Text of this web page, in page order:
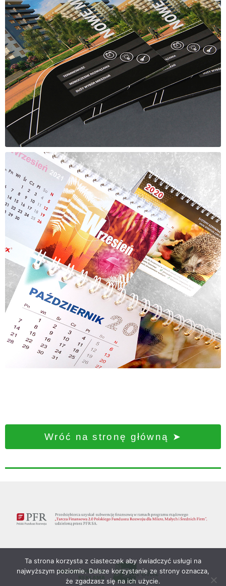
Wróć na stronę główną ➤
Ta strona korzysta z ciasteczek aby świadczyć usługi na
najwyższym poziomie. Dalsze korzystanie ze strony oznacza,
że zgadzasz się na ich użycie.